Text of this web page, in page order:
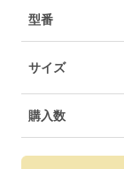
型番
サイズ
購入数